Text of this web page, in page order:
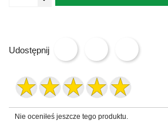
Udostępnij
Nie oceniłeś jeszcze tego produktu.